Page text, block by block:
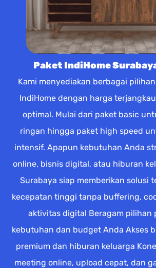
Paket IndiHome
Kami menyediakan berbagai
IndiHome dengan harga
optimal. Mulai dari paket basic
ringan hingga paket high speed
intensif. Apapun kebutuhan Anda
online, bisnis digital, atau hiburan
Surabaya siap memberikan solusi
kecepatan tinggi tanpa buffering,
aktivitas digital Beragam pilihan
kebutuhan dan budget Anda Akses
premium dan hiburan keluarga
meeting online, upload cepat, dan